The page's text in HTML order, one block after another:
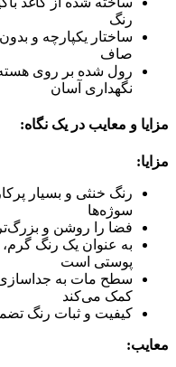
رنگ
ساختار یکپارچه و
صاف
رول شده بر روی
نگهداری آسان
مزایا و معایب در یک نگاه:
مزایا:
رنگ خنثی و بسیار
سوژه‌ها
فضا را روشن و
به عنوان یک رنگ
پوستی است
سطح مات به
کمک می‌کند
کیفیت و ثبات رنگ
معایب: